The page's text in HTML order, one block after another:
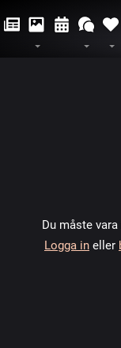
Du måste
Logga in eller